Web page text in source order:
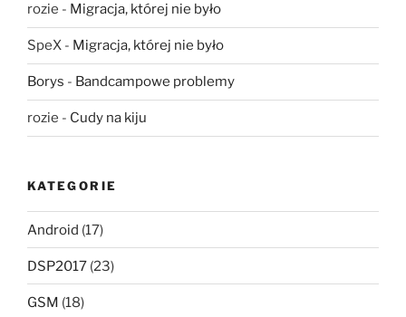
rozie - Migracja, której nie było
SpeX - Migracja, której nie było
Borys - Bandcampowe problemy
rozie - Cudy na kiju
KATEGORIE
Android (17)
DSP2017 (23)
GSM (18)